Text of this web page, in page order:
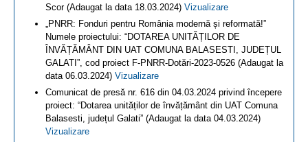
Scor (Adaugat la data 18.03.2024) Vizualizare
„PNRR: Fonduri pentru România modernă și reformată!”
Numele proiectului: “DOTAREA UNITĂȚILOR DE
ÎNVĂȚĂMÂNT DIN UAT COMUNA BALASESTI, JUDEȚUL
GALATI”, cod proiect F-PNRR-Dotări-2023-0526 (Adaugat la
data 06.03.2024) Vizualizare
Comunicat de presă nr. 616 din 04.03.2024 privind începere
proiect: “Dotarea unităților de învățământ din UAT Comuna
Balasesti, județul Galati” (Adaugat la data 04.03.2024)
Vizualizare